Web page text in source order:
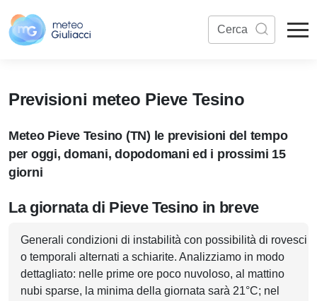
Previsioni meteo Pieve Tesino
Meteo Pieve Tesino (TN) le previsioni del tempo
per oggi, domani, dopodomani ed i prossimi 15
giorni
La giornata di Pieve Tesino in breve
Generali condizioni di instabilità con possibilità di rovesci
o temporali alternati a schiarite. Analizziamo in modo
dettagliato: nelle prime ore poco nuvoloso, al mattino
nubi sparse, la minima della giornata sarà 21°C; nel